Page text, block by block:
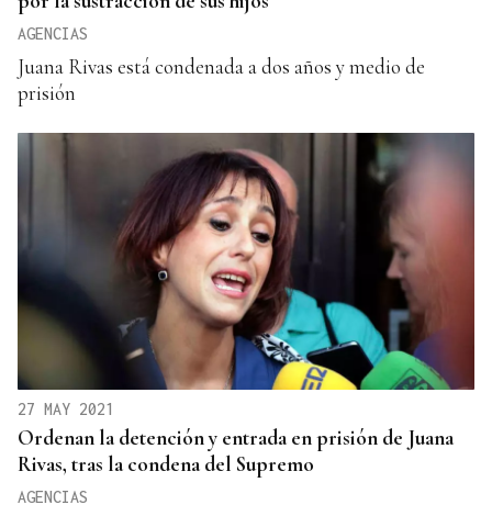
AGENCIAS
Juana Rivas está condenada a dos años y medio de
prisión
27 MAY 2021
Ordenan la detención y entrada en prisión de Juana
Rivas, tras la condena del Supremo
AGENCIAS